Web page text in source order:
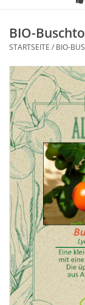
Kräuter
Für Kinder
Geschenkideen
Katalog
BIO-
STARTSEITE / BIO-